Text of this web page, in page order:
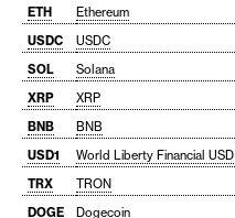
ETH Ethereum
USDC
USDC
SOL
Solana
XRP
XRP
BNB
BNB
USD1
World Liberty Financial USD
TRX
TRON
DOGE
Dogecoin